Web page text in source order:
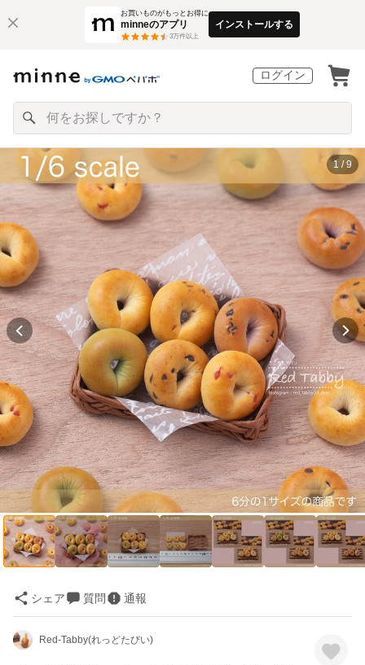
お買いものがもっとお得に
minneのアプリ
3万件以上
インストールする
ログイン
1 / 9
シェア 質問 通報
Red-Tabby(れっどたびい)